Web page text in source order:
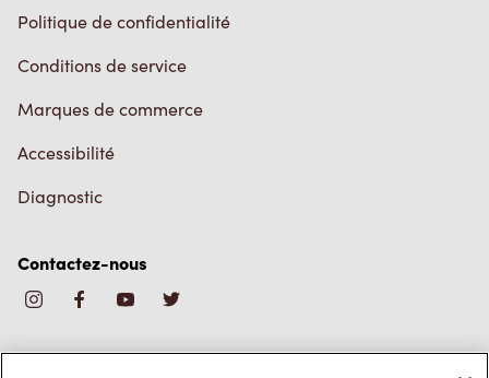
Politique de confidentialité
Conditions de service
Marques de commerce
Accessibilité
Diagnostic
Contactez-nous